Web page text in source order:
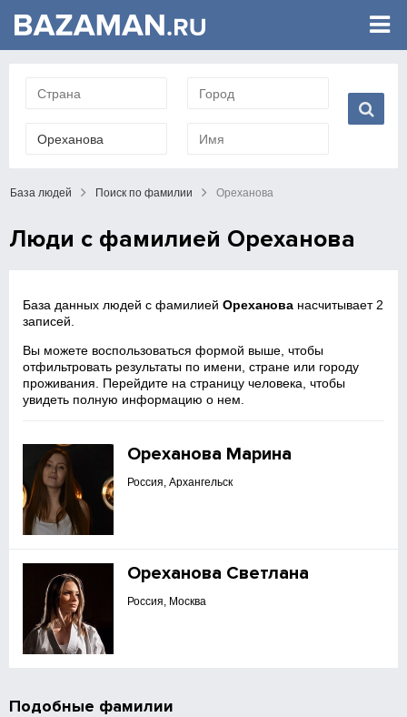
База людей Поиск по фамилии Ореханова
Люди с фамилией Ореханова
База данных людей с фамилиейОреханова насчитывает 2
записей.
Вы можете воспользоваться формой выше, чтобы
отфильтровать результаты по имени, стране или городу
проживания. Перейдите на страницу человека, чтобы
увидеть полную информацию о нем.
Ореханова Марина
Россия, Архангельск
Ореханова Светлана
Россия, Москва
Подобные фамилии